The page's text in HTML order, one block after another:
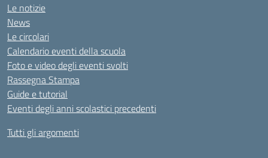
Le notizie
News
Le circolari
Calendario eventi della scuola
Foto e video degli eventi svolti
Rassegna Stampa
Guide e tutorial
Eventi degli anni scolastici precedenti
Tutti gli argomenti